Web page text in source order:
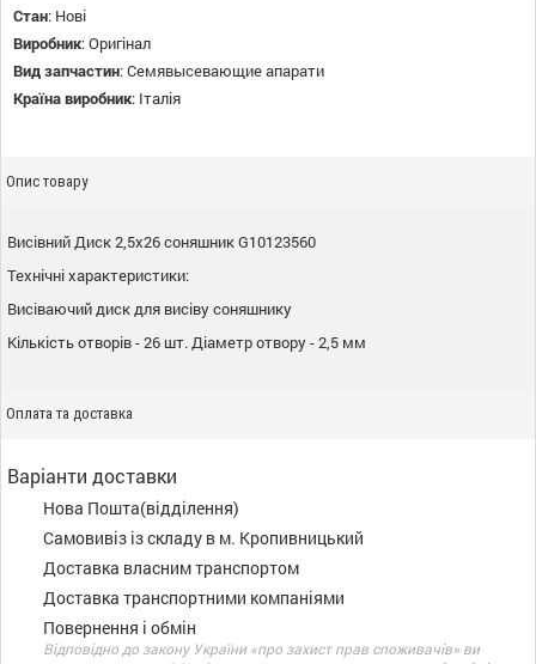
Стан: Нові
Виробник:Оригінал
Вид запчастин:Семявысевающие апарати
Країна виробник: Італія
Опис товару
Висівний Диск 2,5х26 соняшник G10123560
Технічні характеристики:
Висіваючий диск для висіву соняшнику
Кількість отворів - 26 шт. Діаметр отвору - 2,5 мм
Оплата та доставка
Варіанти доставки
Нова Пошта(відділення)
Самовивіз із складу в м. Кропивницький
Доставка власним транспортом
Доставка транспортними компаніями
Повернення і обмін
Відповідно до закону України «про захист прав споживачів» ви